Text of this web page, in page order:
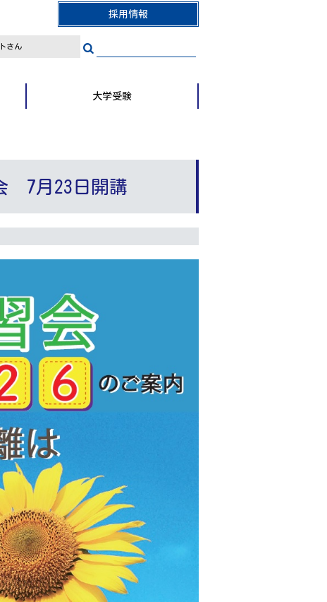
採用情報
さん
大学受験
7月23日開講